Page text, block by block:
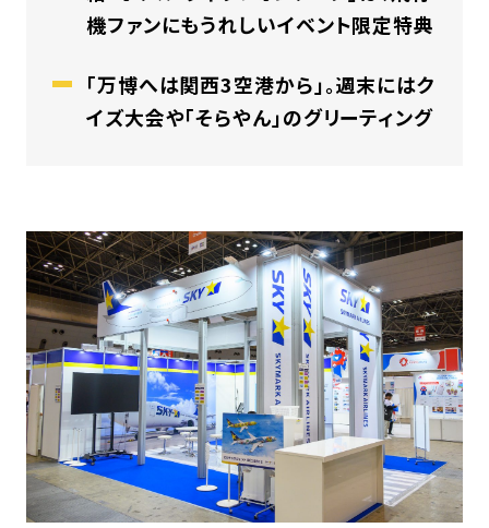
機ファンにもうれしいイベント限定特典
「万博へは関西3空港から」。週末にはク
イズ大会や「そらやん」のグリーティング